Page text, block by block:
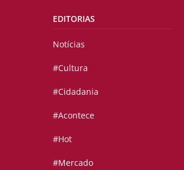
EDITORIAS
Notícias
#Cultura
#Cidadania
#Acontece
#Hot
#Mercado